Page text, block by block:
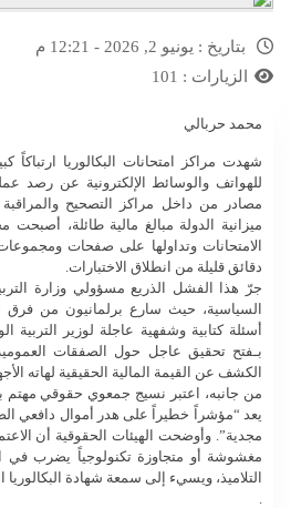
بتاريخ : يونيو 2, 2026 - 12:21 م
الزيارات : 101
محمد حربالي
شهدت مراكز امتحانات البكالوريا ارتباكاً
للهواتف والوسائط الإلكترونية عن رصد
مصادر من داخل مراكز التصحيح
ميزانية الدولة مبالغ مالية طائلة،
الامتحانات وتداولها على صفحات
دقائق قليلة من انطلاق الاختبارات.
جرّ هذا الفشل الذريع مسؤولي وزارة
السياسية، حيث سارع برلمانيون من فرق
أسئلة كتابية وشفهية عاجلة لوزير
بـفتح تحقيق عاجل حول الصفقات
الكشف عن القيمة المالية الحقيقية لهاته
من جانبه، اعتبر نسيج جمعوي حقوقي مهتم
يعد “مؤشراً خطيراً على هدر أموال دافعي
مجدية”. وأوضحت الهيئات الحقوقية أن
مغشوشة أو متجاوزة تكنولوجياً يضرب في
التلاميذ، ويسيء إلى سمعة شهادة البكالوريا
.